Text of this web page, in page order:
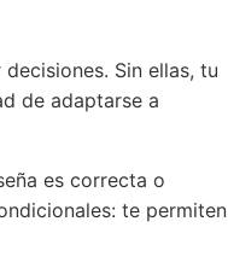
Sin ellas, tu
de adaptarse a
es correcta o
te permiten